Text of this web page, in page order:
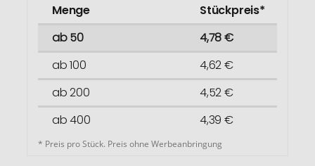
Menge
Stückpreis*
ab 50
4,78 €
ab 100
4,62 €
ab 200
4,52 €
ab 400
4,39 €
* Preis pro Stück. Preis ohne Werbeanbringung